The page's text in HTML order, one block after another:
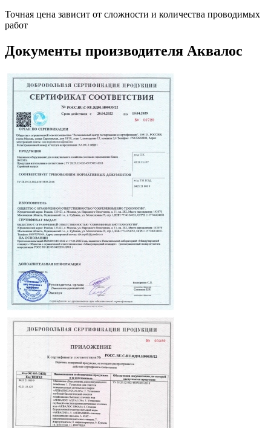
Точная цена зависит от сложности и количества проводимых
работ
Документы производителя Аквалос